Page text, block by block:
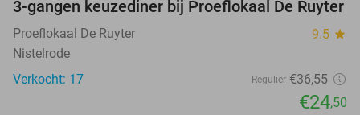
33%
NEW
TODAY
3-gangen keuzediner bij Proeflokaal De Ruyter
Proeflokaal De Ruyter 9.5 star
Nistelrode
Verkocht: 17
Regulier €36,55
€24,50